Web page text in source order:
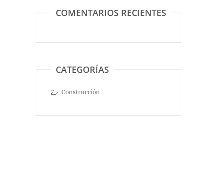
COMENTARIOS RECIENTES
CATEGORÍAS
Construcción